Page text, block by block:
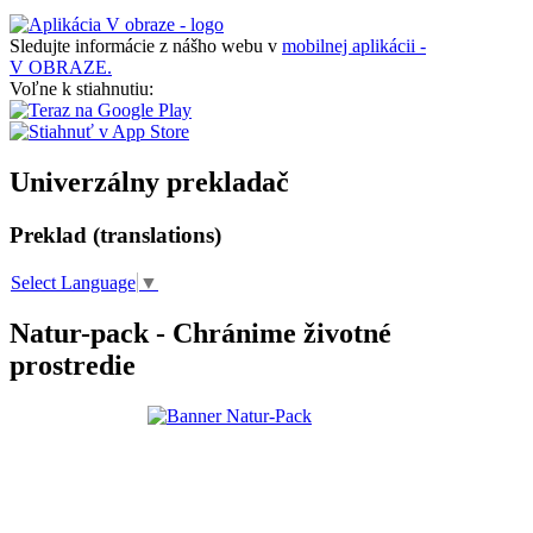
Sledujte informácie z nášho webu v mobilnej aplikácii -
V OBRAZE.
Voľne k stiahnutiu:
Univerzálny prekladač
Preklad (translations)
Select Language ▼
Natur-pack - Chránime životné
prostredie